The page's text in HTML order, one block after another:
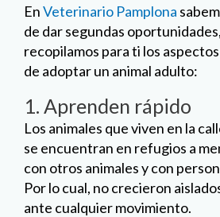
EnVeterinario Pamplona
de dar segundas
recopilamos para ti los
de adoptar un animal adulto:
1. Aprenden rápido
Los animales que viven en la
se encuentran en refugios a
con otros animales y con
Por lo cual, no crecieron
ante cualquier movimiento.